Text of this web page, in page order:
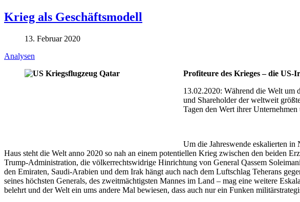
Krieg als Geschäftsmodell
13. Februar 2020
Analysen
Profiteure des Krieges – die
13.02.2020: Während die Welt um
und Shareholder der weltweit
Tagen den Wert ihrer
Um die Jahreswende eskalierten
Haus steht die Welt anno 2020 so nah an einem potentiellen Krieg zwischen den beiden
Trump-Administration, die völkerrechtswidrige Hinrichtung von General Qassem
den Emiraten, Saudi-Arabien und dem Irak hängt auch nach dem Luftschlag Teherans
seines höchsten Generals, des zweitmächtigsten Mannes im Land – mag eine weitere
belehrt und der Welt ein ums andere Mal bewiesen, dass auch nur ein Funken